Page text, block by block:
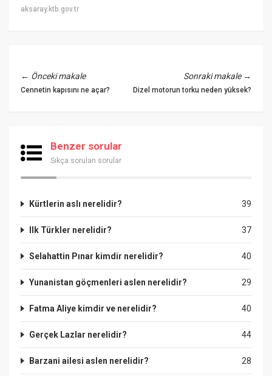
aksaray.ktb.gov.tr
← Önceki makale
Cennetin kapısını ne açar?
Sonraki makale→
Dizel motorun torku neden yüksek?
Benzer sorular
Sıkça sorulan sorular
39
Kürtlerin aslı nerelidir?
37
Ilk Türkler nerelidir?
40
Selahattin Pınar kimdir nerelidir?
29
Yunanistan göçmenleri aslen nerelidir?
40
Fatma Aliye kimdir ve nerelidir?
44
Gerçek Lazlar nerelidir?
28
Barzani ailesi aslen nerelidir?